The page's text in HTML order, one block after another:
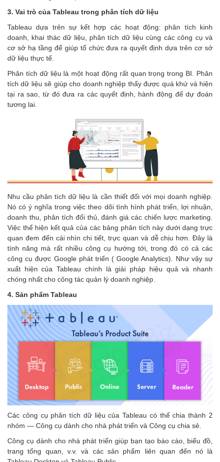
3. Vai trò của Tableau trong phân tích dữ liệu
Tableau dựa trên sự kết hợp các hoạt động: phân tích kinh
doanh, khai thác dữ liệu, phân tích dữ liệu cùng các công cụ và
cơ sở hạ tầng để giúp tổ chức đưa ra quyết định dựa trên cơ sở
dữ liệu thực tế.
Phân tích dữ liệu là một hoạt động rất quan trọng trong BI. Phân
tích dữ liệu sẽ giúp cho doanh nghiệp thấy được quá khứ và hiện
tại ra sao, từ đó đưa ra các quyết định, hành động để dự đoán
tương lai.
Nhu cầu phân tích dữ liệu là cần thiết đối với mọi doanh nghiệp.
Nó có ý nghĩa trong việc theo dõi tình hình phát triển, lợi nhuận,
doanh thu, phân tích đối thủ, đánh giá các chiến lược marketing.
Việc thể hiện kết quả của các bảng phân tích này dưới dạng trực
quan đem đến cái nhìn chi tiết, trực quan và dễ chịu hơn. Đây là
tính năng mà rất nhiều công cụ hướng tới, trong đó có cả các
công cụ được Google phát triển ( Google Analytics). Như vậy sự
xuất hiện của Tableau chính là giải pháp hiệu quả và nhanh
chóng nhất cho công tác quản lý doanh nghiệp.
4. Sản phẩm Tableau
Các công cụ phân tích dữ liệu của Tableau có thể chia thành 2
nhóm — Công cụ dành cho nhà phát triển và Công cụ chia sẻ.
Công cụ dành cho nhà phát triển giúp bạn tạo báo cáo, biểu đồ,
trang tổng quan, v.v. và các sản phẩm liên quan đến nó là